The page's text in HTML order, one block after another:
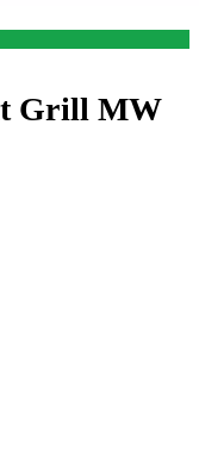
Grill MW